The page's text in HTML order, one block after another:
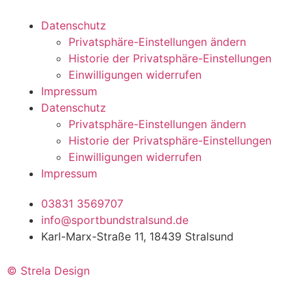
Datenschutz
Privatsphäre-Einstellungen ändern
Historie der Privatsphäre-Einstellungen
Einwilligungen widerrufen
Impressum
Datenschutz
Privatsphäre-Einstellungen ändern
Historie der Privatsphäre-Einstellungen
Einwilligungen widerrufen
Impressum
03831 3569707
info@sportbundstralsund.de
Karl-Marx-Straße 11, 18439 Stralsund
© Strela Design